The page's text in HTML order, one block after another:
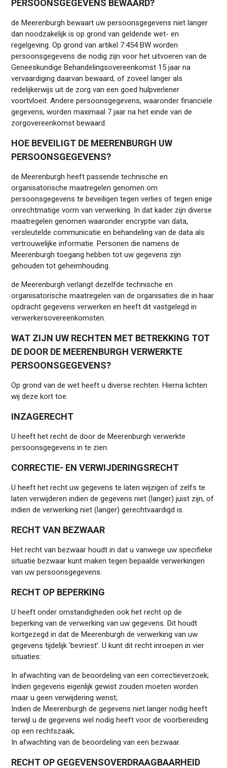
PERSOONSGEGEVENS BEWAARD?
de Meerenburgh bewaart uw persoonsgegevens niet langer
dan noodzakelijk is op grond van geldende wet- en
regelgeving. Op grond van artikel 7:454 BW worden
persoonsgegevens die nodig zijn voor het uitvoeren van de
Geneeskundige Behandelingsovereenkomst 15 jaar na
vervaardiging daarvan bewaard, of zoveel langer als
redelijkerwijs uit de zorg van een goed hulpverlener
voortvloeit. Andere persoonsgegevens, waaronder financiële
gegevens, worden maximaal 7 jaar na het einde van de
zorgovereenkomst bewaard.
HOE BEVEILIGT DE MEERENBURGH UW
PERSOONSGEGEVENS?
de Meerenburgh heeft passende technische en
organisatorische maatregelen genomen om
persoonsgegevens te beveiligen tegen verlies of tegen enige
onrechtmatige vorm van verwerking. In dat kader zijn diverse
maatregelen genomen waaronder encryptie van data,
versleutelde communicatie en behandeling van de data als
vertrouwelijke informatie. Personen die namens de
Meerenburgh toegang hebben tot uw gegevens zijn
gehouden tot geheimhouding.
de Meerenburgh verlangt dezelfde technische en
organisatorische maatregelen van de organisaties die in haar
opdracht gegevens verwerken en heeft dit vastgelegd in
verwerkersovereenkomsten.
WAT ZIJN UW RECHTEN MET BETREKKING TOT
DE DOOR DE MEERENBURGH VERWERKTE
PERSOONSGEGEVENS?
Op grond van de wet heeft u diverse rechten. Hierna lichten
wij deze kort toe.
INZAGERECHT
U heeft het recht de door de Meerenburgh verwerkte
persoonsgegevens in te zien.
CORRECTIE- EN VERWIJDERINGSRECHT
U heeft het recht uw gegevens te laten wijzigen of zelfs te
laten verwijderen indien de gegevens niet (langer) juist zijn, of
indien de verwerking niet (langer) gerechtvaardigd is.
RECHT VAN BEZWAAR
Het recht van bezwaar houdt in dat u vanwege uw specifieke
situatie bezwaar kunt maken tegen bepaalde verwerkingen
van uw persoonsgegevens.
RECHT OP BEPERKING
U heeft onder omstandigheden ook het recht op de
beperking van de verwerking van uw gegevens. Dit houdt
kortgezegd in dat de Meerenburgh de verwerking van uw
gegevens tijdelijk ‘bevriest’. U kunt dit recht inroepen in vier
situaties:
In afwachting van de beoordeling van een correctieverzoek;
Indien gegevens eigenlijk gewist zouden moeten worden
maar u geen verwijdering wenst;
Indien de Meerenburgh de gegevens niet langer nodig heeft
terwijl u de gegevens wel nodig heeft voor de voorbereiding
op een rechtszaak;
In afwachting van de beoordeling van een bezwaar.
RECHT OP GEGEVENSOVERDRAAGBAARHEID